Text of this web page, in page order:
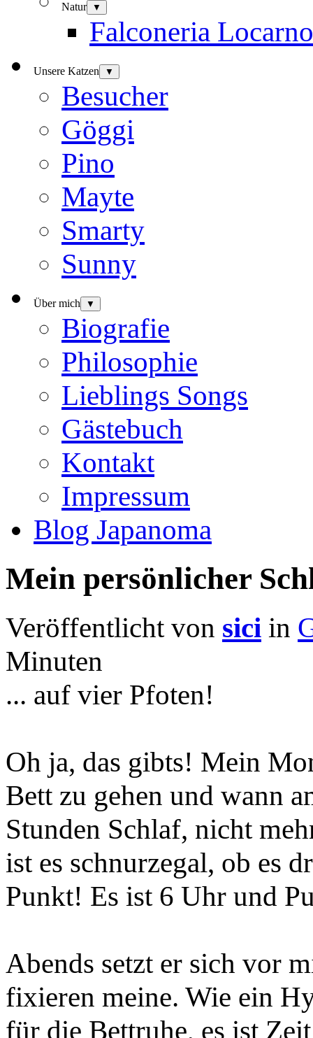
Natur ▼
Falconeria Locarno
Unsere Katzen ▼
Besucher
Göggi
Pino
Mayte
Smarty
Sunny
Über mich ▼
Biografie
Philosophie
Lieblings Songs
Gästebuch
Kontakt
Impressum
Blog Japanoma
Mein persönlicher
Veröffentlicht von sici in
Minuten
... auf vier Pfoten!
Oh ja, das gibts! Mein
Bett zu gehen und wann
Stunden Schlaf, nicht
ist es schnurzegal, ob es
Punkt! Es ist 6 Uhr und
Abends setzt er sich vor
fixieren meine. Wie ein
für die Bettruhe, es ist